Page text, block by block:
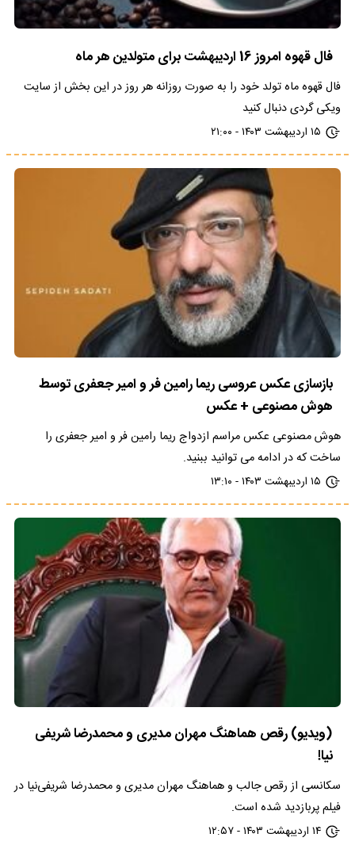
فال قهوه امروز 16 اردیبهشت برای متولدین هر ماه
فال قهوه ماه تولد خود را به صورت روزانه هر روز در این بخش از سایت
ویکی گردی دنبال کنید
۱۵ اردیبهشت ۱۴۰۳ - ۲۱:۰۰
بازسازی عکس عروسی ریما رامین فر و امیر جعفری توسط
هوش مصنوعی + عکس
هوش مصنوعی عکس مراسم ازدواج ریما رامین فر و امیر جعفری را
ساخت که در ادامه می توانید ببنید.
۱۵ اردیبهشت ۱۴۰۳ - ۱۳:۱۰
(ویدیو) رقص هماهنگ مهران مدیری و محمدرضا شریفی‌
نیا!
سکانسی از رقص جالب و هماهنگ مهران مدیری و محمدرضا شریفی‌نیا در
فیلم پربازدید شده است.
۱۴ اردیبهشت ۱۴۰۳ - ۱۲:۵۷